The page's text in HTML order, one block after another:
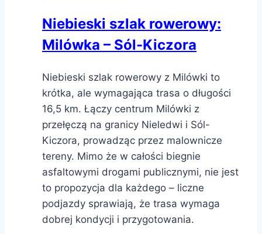
Niebieski szlak rowerowy:
Milówka – Sól-Kiczora
Niebieski szlak rowerowy z Milówki to
krótka, ale wymagająca trasa o długości
16,5 km. Łączy centrum Milówki z
przełęczą na granicy Nieledwi i Sól-
Kiczora, prowadząc przez malownicze
tereny. Mimo że w całości biegnie
asfaltowymi drogami publicznymi, nie jest
to propozycja dla każdego – liczne
podjazdy sprawiają, że trasa wymaga
dobrej kondycji i przygotowania.